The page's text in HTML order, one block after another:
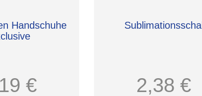
Handschuhe
€
Sublimationsschal
2,38 €